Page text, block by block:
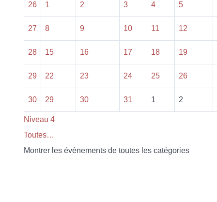
26 1 2 3 4 5
27 8 9 10 11 12
28 15 16 17 18 19
29 22 23 24 25 26
30 29 30 31 1 2
Niveau 4
Toutes…
Montrer les évènements de toutes les catégories